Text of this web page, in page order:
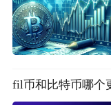
fil币和比特币哪个